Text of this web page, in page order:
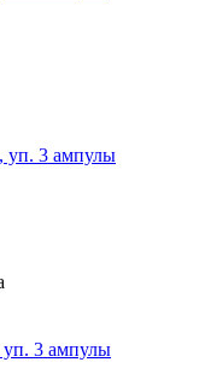
уп. 3 ампулы
3 ампулы